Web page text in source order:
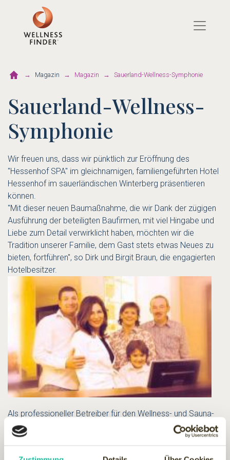
Magazin Magazin Sauerland-Wellness-Symphonie
Sauerland-Wellness-
Symphonie
Wir freuen uns, dass wir pünktlich zur Eröffnung des
"Hessenhof SPA" im gleichnamigen, familiengeführten Hotel
Hessenhofim sauerländischen Winterberg präsentieren
können.
"Mit dieser neuen Baumaßnahme, die wir Dank der zügigen
Ausführung der beteiligten Baufirmen, mit viel Hingabe und
Liebe zum Detail verwirklicht haben, möchten wir die
Tradition unserer Familie, dem Gast stets etwas Neues zu
bieten, fortführen", so Dirk und Birgit Braun, die engagierten
Hotelbesitzer.
Als profes­sio­neller Betreiber für den Well­ness- und Saun­a­
be­reich im Hotel Hessenhof konnte Frank Schorn
gewonnen werden. Er ist seit 22 Jahren Masseur und seit